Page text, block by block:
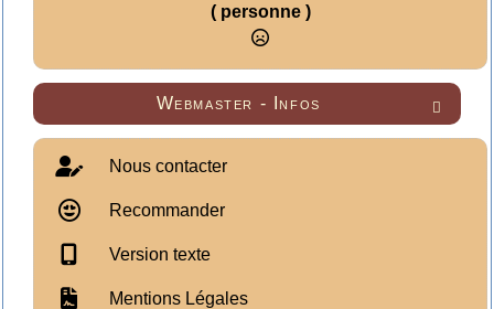
( personne )

Webmaster - Infos
Nous contacter
Recommander
Version texte
Mentions Légales